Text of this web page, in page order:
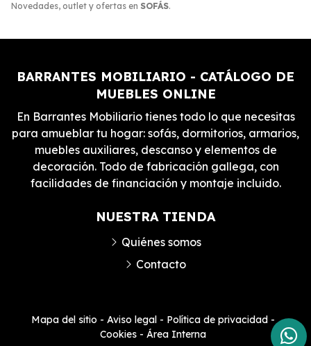
Novedades, outlet y ofertas en SOFÁS.
BARRANTES MOBILIARIO - CATÁLOGO DE
MUEBLES ONLINE
En Barrantes Mobiliario tienes todo lo que necesitas
para amueblar tu hogar: sofás, dormitorios, armarios,
muebles auxiliares, descanso y elementos de
decoración. Todo de fabricación gallega, con
facilidades de financiación y montaje incluido.
NUESTRA TIENDA
Quiénes somos
Contacto
Mapa del sitio - Aviso legal- Política de privacidad-
Cookies- Área Interna